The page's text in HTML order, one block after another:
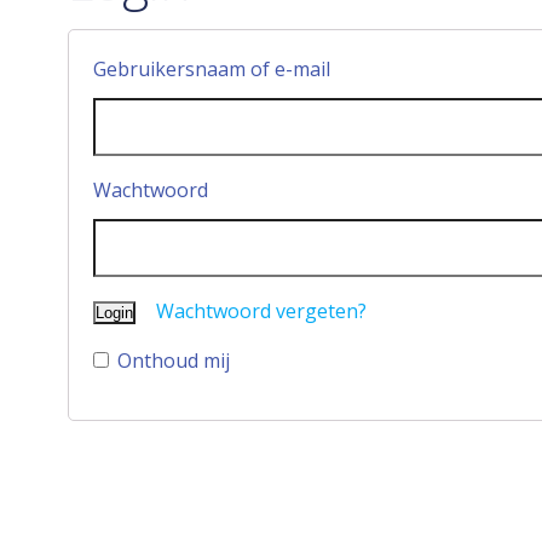
Gebruikersnaam of e-mail
Wachtwoord
Wachtwoord vergeten?
Onthoud mij